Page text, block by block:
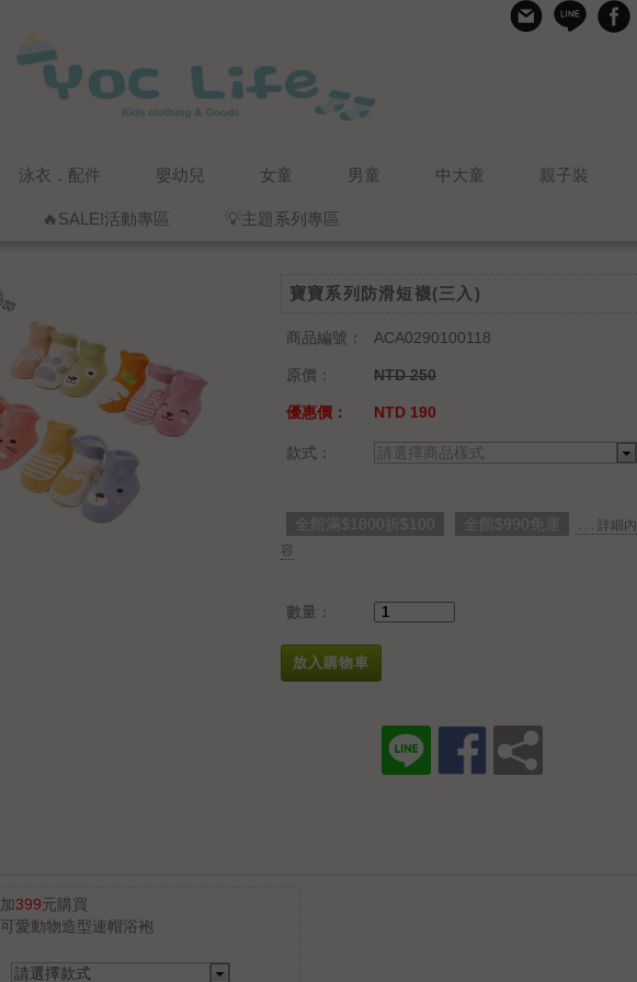
泳衣．配件 嬰幼兒 女童 男童 中大童 親子裝
🔥SALE!活動專區 💡主題系列專區
寶寶系列防滑短襪(三入)
商品編號： ACA0290100118
原價： NTD 250
優惠價： NTD 190
款式： 請選擇商品樣式
全館滿$1800折$100 全館$990免運
. . . 詳細內
容
數量：
放入購物車
加399元購買
可愛動物造型連帽浴袍
請選擇款式